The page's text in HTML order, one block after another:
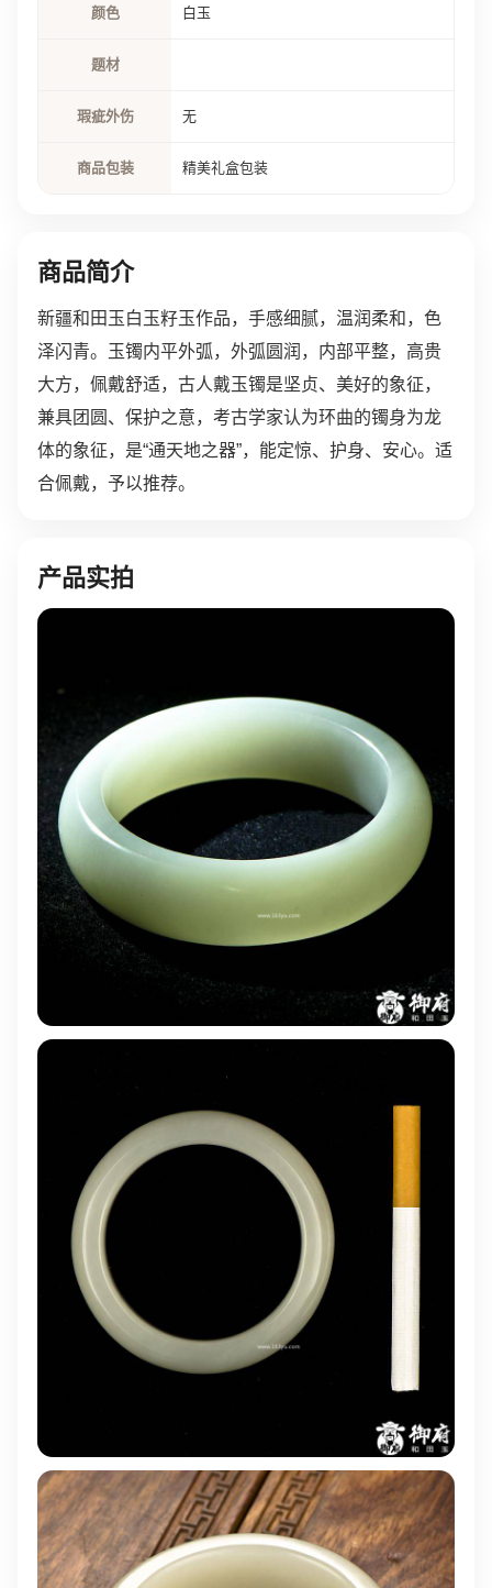
颜色 白玉
题材
瑕疵外伤 无
商品包装 精美礼盒包装
商品简介
新疆和田玉白玉籽玉作品，手感细腻，温润柔和，色
泽闪青。玉镯内平外弧，外弧圆润，内部平整，高贵
大方，佩戴舒适，古人戴玉镯是坚贞、美好的象征，
兼具团圆、保护之意，考古学家认为环曲的镯身为龙
体的象征，是“通天地之器”，能定惊、护身、安心。适
合佩戴，予以推荐。
产品实拍